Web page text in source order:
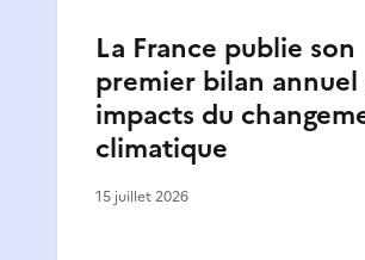
La France publie son
premier bilan annuel
impacts du
climatique
15 juillet 2026